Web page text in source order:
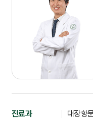
진료과
대장항